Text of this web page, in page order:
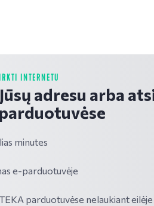
INTERNETU
adresu arba
minutes
e-parduotuvėje
parduotuvėse nelaukiant eilėje